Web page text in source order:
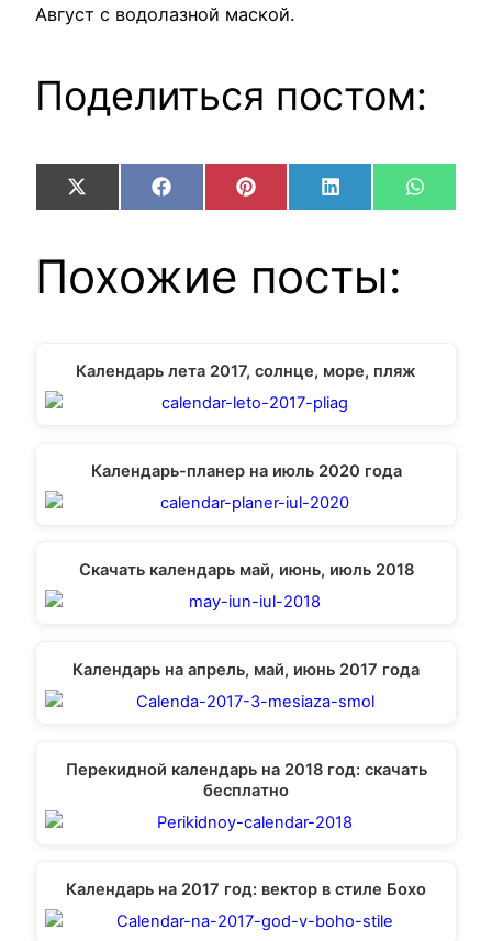
Август с водолазной маской.
Поделиться постом:
Share
on
X
(Twitter)
Share
on
FacebookShare
on
Pinterest Share
on
LinkedIn Share
on
Похожие посты:
Календарь лета 2017, солнце, море, пляж
Календарь-планер на июль 2020 года
Скачать календарь май, июнь, июль 2018
Календарь на апрель, май, июнь 2017 года
Перекидной календарь на 2018 год: скачать
бесплатно
Календарь на 2017 год: вектор в стиле Бохо